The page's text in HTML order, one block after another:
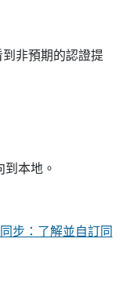
非預期的認證提
本地。
步：了解並自訂同